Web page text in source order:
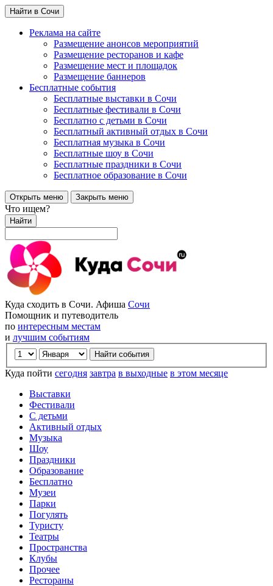
Найти в Сочи
Реклама на сайте
Размещение анонсов мероприятий
Размещение ресторанов и кафе
Размещение мест и площадок
Размещение баннеров
Бесплатные события
Бесплатные выставки в Сочи
Бесплатные фестивали в Сочи
Бесплатно с детьми в Сочи
Бесплатный активный отдых в Сочи
Бесплатная музыка в Сочи
Бесплатные шоу в Сочи
Бесплатные праздники в Сочи
Бесплатное образование в Сочи
Открыть меню Закрыть меню
Что ищем?
Найти
Куда сходить в Сочи. Афиша Сочи
Помощник и путеводитель
по интересным местам
и лучшим событиям
Куда пойти сегодня завтра в выходные в этом месяце
Выставки
Фестивали
С детьми
Активный отдых
Музыка
Шоу
Праздники
Образование
Бесплатно
Музеи
Парки
Погулять
Туристу
Театры
Пространства
Клубы
Прочее
Рестораны